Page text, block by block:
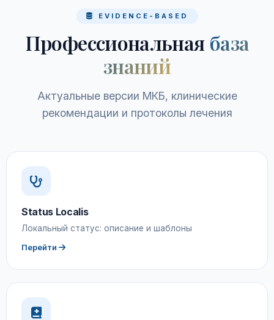
EVIDENCE-BASED
Профессиональная база
знаний
Актуальные версии МКБ, клинические
рекомендации и протоколы лечения
Status Localis
Локальный статус: описание и шаблоны
Перейти